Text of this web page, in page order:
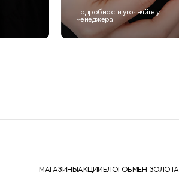
Подробности уточняйте у
менеджера
МАГАЗИНЫАКЦИИБЛОГОБМЕН ЗОЛОТА